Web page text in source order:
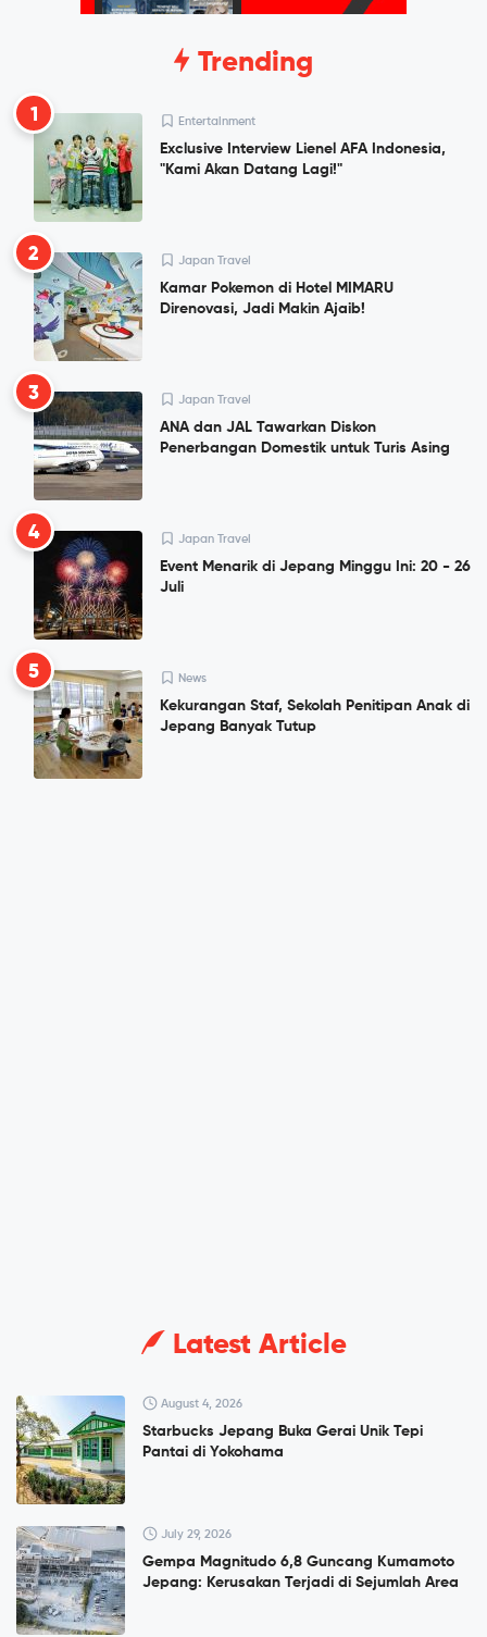
Trending
1 Entertainment
Exclusive Interview Lienel AFA Indonesia,
"Kami Akan Datang Lagi!"
2 Japan Travel
Kamar Pokemon di Hotel MIMARU
Direnovasi, Jadi Makin Ajaib!
3 Japan Travel
ANA dan JAL Tawarkan Diskon
Penerbangan Domestik untuk Turis Asing
4 Japan Travel
Event Menarik di Jepang Minggu Ini: 20 - 26
Juli
5 News
Kekurangan Staf, Sekolah Penitipan Anak di
Jepang Banyak Tutup
Latest Article
August 4, 2026
Starbucks Jepang Buka Gerai Unik Tepi
Pantai di Yokohama
July 29, 2026
Gempa Magnitudo 6,8 Guncang Kumamoto
Jepang: Kerusakan Terjadi di Sejumlah Area